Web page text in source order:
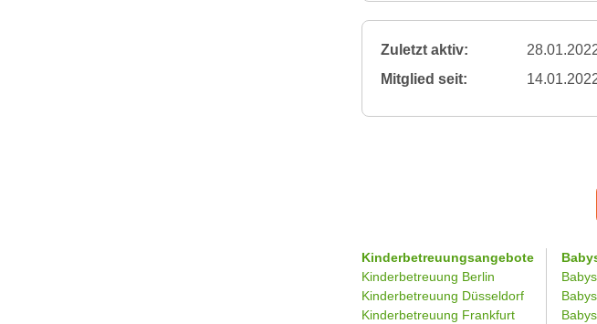
Zuletzt aktiv:
Mitglied seit:
Kinderbetreuungsangebote
Kinderbetreuung Berlin
Kinderbetreuung Düsseldorf
Kinderbetreuung Frankfurt